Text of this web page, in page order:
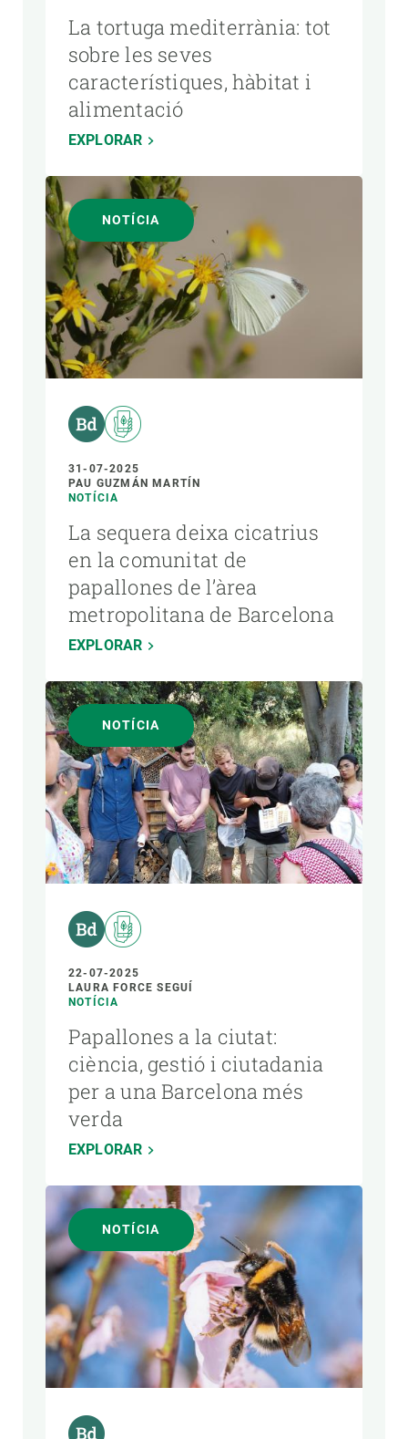
La tortuga mediterrània: tot
sobre les seves
característiques, hàbitat i
alimentació
EXPLORAR
NOTÍCIA
31-07-2025
PAU GUZMÁN MARTÍN
NOTÍCIA
La sequera deixa cicatrius
en la comunitat de
papallones de l’àrea
metropolitana de Barcelona
EXPLORAR
NOTÍCIA
22-07-2025
LAURA FORCE SEGUÍ
NOTÍCIA
Papallones a la ciutat:
ciència, gestió i ciutadania
per a una Barcelona més
verda
EXPLORAR
NOTÍCIA